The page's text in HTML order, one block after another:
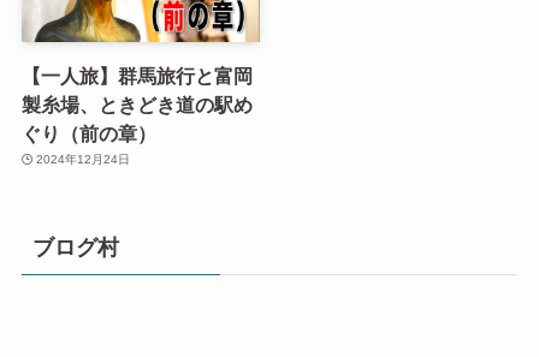
【一人旅】群馬旅行と富岡
製糸場、ときどき道の駅め
ぐり（前の章）
2024年12月24日
ブログ村